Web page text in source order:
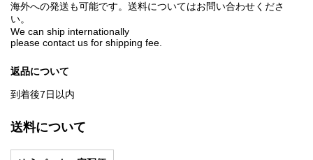
海外への発送も可能です。送料についてはお問い合わせくださ
い。
We can ship internationally
please contact us for shipping fee.
返品について
到着後7日以内
送料について